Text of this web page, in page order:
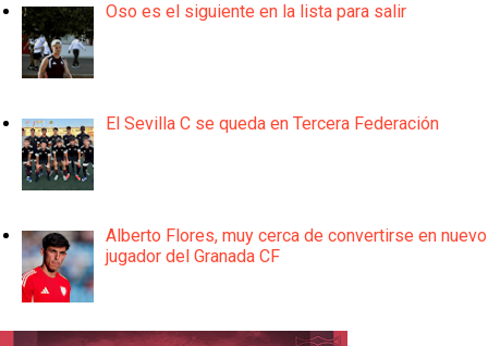
Oso es el siguiente en la lista para salir
El Sevilla C se queda en Tercera Federación
Alberto Flores, muy cerca de convertirse en nuevo
jugador del Granada CF